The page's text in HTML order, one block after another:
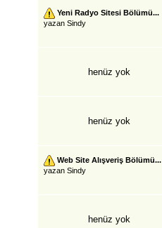
Yeni Radyo Sitesi Bölümü...
yazan Sindy
henüz yok
henüz yok
Web Site Alışveriş Bölümü...
yazan Sindy
henüz yok